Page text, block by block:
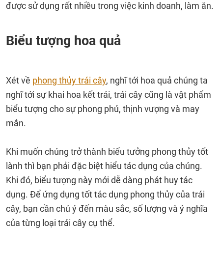
được sử dụng rất nhiều trong việc kinh doanh, làm ăn.
Biểu tượng hoa quả
Xét về phong thủy trái cây, nghĩ tới hoa quả chúng ta
nghĩ tới sự khai hoa kết trái, trái cây cũng là vật phẩm
biểu tượng cho sự phong phú, thịnh vượng và may
mắn.
Khi muốn chúng trở thành biểu tưởng phong thủy tốt
lành thì bạn phải đặc biệt hiểu tác dụng của chúng.
Khi đó, biểu tượng này mới dễ dàng phát huy tác
dụng. Để ứng dụng tốt tác dụng phong thủy của trái
cây, bạn cần chú ý đến màu sắc, số lượng và ý nghĩa
của từng loại trái cây cụ thể.